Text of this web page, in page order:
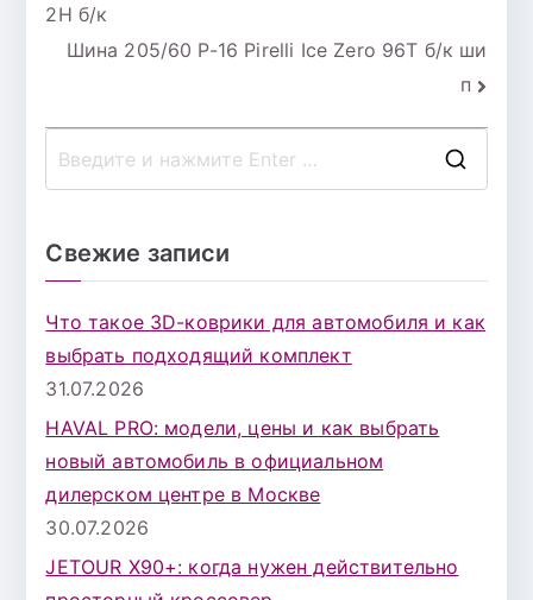
по
2H б/к
Шина 205/60 Р-16 Pirelli Ice Zero 96T б/к ши
п
Свежие записи
Что такое 3D-коврики для автомобиля и как
выбрать подходящий комплект
31.07.2026
HAVAL PRO: модели, цены и как выбрать
новый автомобиль в официальном
дилерском центре в Москве
30.07.2026
JETOUR X90+: когда нужен действительно